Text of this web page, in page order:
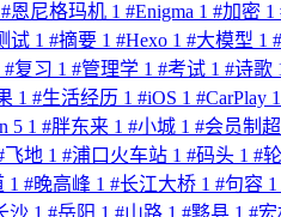
#恩尼格玛机 1 #Enigma 1 #加密 1
试 1 #摘要 1 #Hexo 1 #大模型 1 #
#复习 1 #管理学 1 #考试 1 #诗歌
1 #生活经历 1 #iOS 1 #CarPlay 1
5 1 #胖东来 1 #小城 1 #会员制
飞地 1 #浦口火车站 1 #码头 1 #
1 #晚高峰 1 #长江大桥 1 #句容 1
沙 1 #岳阳 1 #山路 1 #黟县 1 #